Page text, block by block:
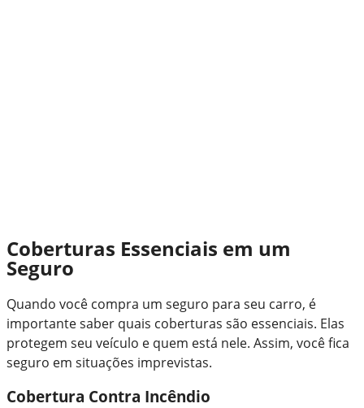
Coberturas Essenciais em um
Seguro
Quando você compra um seguro para seu carro, é
importante saber quais coberturas são essenciais. Elas
protegem seu veículo e quem está nele. Assim, você fica
seguro em situações imprevistas.
Cobertura Contra Incêndio